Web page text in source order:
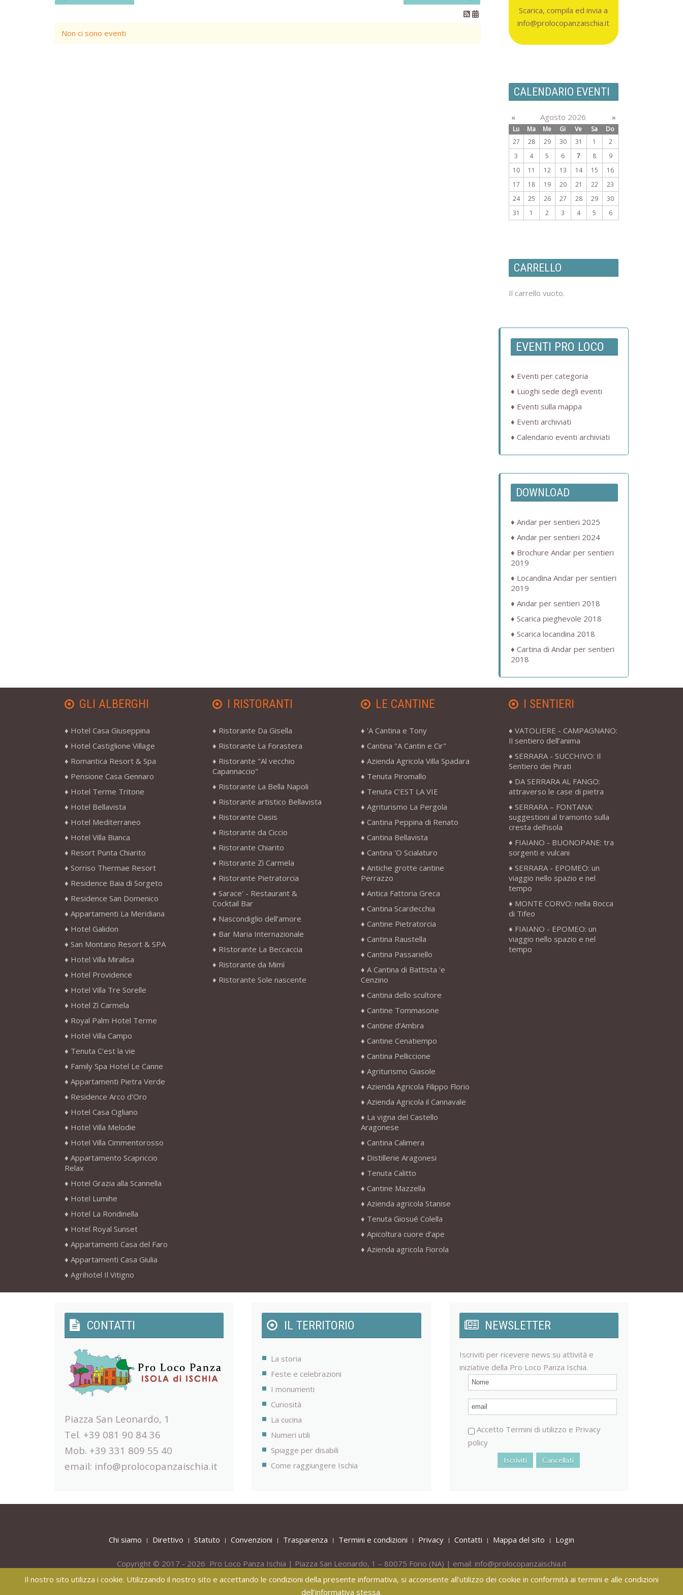
Non ci sono eventi
Scarica, compila ed invia a
info@prolocopanzaischia.it
CALENDARIO EVENTI
« Agosto 2026 »
Lu Ma Me Gi Ve Sa
Do
27
28 29 30 31 1
2
3
4 5 6 7 8
9
10
11 12 13 14 15
16
17
18 19 20 21 22
23
24
25 26 27 28 29
30
31
1 2 3 4 5 6
CARRELLO
Il carrello vuoto.
EVENTI PRO LOCO
Eventi per categoria
Luoghi sede degli eventi
Eventi sulla mappa
Eventi archiviati
Calendario eventi archiviati
DOWNLOAD
Andar per sentieri 2025
Andar per sentieri 2024
Brochure Andar per sentieri
2019
Locandina Andar per sentieri
2019
Andar per sentieri 2018
Scarica pieghevole 2018
Scarica locandina 2018
Cartina di Andar per sentieri
2018
GLI ALBERGHI
Hotel Casa Giuseppina
Hotel Castiglione Village
Romantica Resort & Spa
Pensione Casa Gennaro
Hotel Terme Tritone
Hotel Bellavista
Hotel Mediterraneo
Hotel Villa Bianca
Resort Punta Chiarito
Sorriso Thermae Resort
Residence Baia di Sorgeto
Residence San Domenico
Appartamenti La Meridiana
Hotel Galidon
San Montano Resort & SPA
Hotel Villa Miralisa
Hotel Providence
Hotel Villa Tre Sorelle
Hotel Zì Carmela
Royal Palm Hotel Terme
Hotel Villa Campo
Tenuta C'est la vie
Family Spa Hotel Le Canne
Appartamenti Pietra Verde
Residence Arco d'Oro
Hotel Casa Cigliano
Hotel Villa Melodie
Hotel Villa Cimmentorosso
Appartamento Scapriccio
Relax
Hotel Grazia alla Scannella
Hotel Lumihe
Hotel La Rondinella
Hotel Royal Sunset
Appartamenti Casa del Faro
Appartamenti Casa Giulia
Agrihotel Il Vitigno
I RISTORANTI
Ristorante Da Gisella
Ristorante La Forastera
Ristorante "Al vecchio
Capannaccio"
Ristorante La Bella Napoli
Ristorante artistico Bellavista
Ristorante Oasis
Ristorante da Ciccio
Ristorante Chiarito
Ristorante Zì Carmela
Ristorante Pietratorcia
Sarace' - Restaurant &
Cocktail Bar
Nascondiglio dell’amore
Bar Maria Internazionale
RIstorante La Beccaccia
Ristorante da Mimì
Ristorante Sole nascente
LE CANTINE
'A Cantina e Tony
Cantina "A Cantin e Cir"
Azienda Agricola Villa Spadara
Tenuta Piromallo
Tenuta C’EST LA VIE
Agriturismo La Pergola
Cantina Peppina di Renato
Cantina Bellavista
Cantina 'O Scialaturo
Antiche grotte cantine
Perrazzo
Antica Fattoria Greca
Cantina Scardecchia
Cantine Pietratorcia
Cantina Raustella
Cantina Passariello
A Cantina di Battista 'e
Cenzino
Cantina dello scultore
Cantine Tommasone
Cantine d’Ambra
Cantine Cenatiempo
Cantina Pelliccione
Agriturismo Giasole
Azienda Agricola Filippo Florio
Azienda Agricola il Cannavale
La vigna del Castello
Aragonese
Cantina Calimera
Distillerie Aragonesi
Tenuta Calitto
Cantine Mazzella
Azienda agricola Stanise
Tenuta Giosué Colella
Apicoltura cuore d'ape
Azienda agricola Fiorola
I SENTIERI
VATOLIERE - CAMPAGNANO:
Il sentiero dell’anima
SERRARA - SUCCHIVO: Il
Sentiero dei Pirati
DA SERRARA AL FANGO:
attraverso le case di pietra
SERRARA – FONTANA:
suggestioni al tramonto sulla
cresta dell’isola
FIAIANO - BUONOPANE: tra
sorgenti e vulcani
SERRARA - EPOMEO: un
viaggio nello spazio e nel
tempo
MONTE CORVO: nella Bocca
di Tifeo
FIAIANO - EPOMEO: un
viaggio nello spazio e nel
tempo
CONTATTI
Piazza San Leonardo, 1
Tel. +39 081 90 84 36
Mob. +39 331 809 55 40
email: info@prolocopanzaischia.it
IL TERRITORIO
La storia
Feste e celebrazioni
I monumenti
Curiosità
La cucina
Numeri utili
Spiagge per disabili
Come raggiungere Ischia
NEWSLETTER
Iscriviti per ricevere news su attività e
iniziative della Pro Loco Panza Ischia.
Accetto Termini di utilizzo e Privacy
policy
Chi siamo Direttivo Statuto Convenzioni Trasparenza Termini e condizioni Privacy Contatti Mappa del sito Login
Copyright © 2017 - 2026 Pro Loco Panza Ischia | Piazza San Leonardo, 1 – 80075 Forio (NA) | email: info@prolocopanzaischia.it
Tel.+39 081 908436 -Mob. +39 331 809 55 40
Il nostro sito utilizza i cookie. Utilizzando il nostro sito e accettando le condizioni della presente informativa, si acconsente all'utilizzo dei cookie in conformità ai termini e alle condizioni
dell’informativa stessa.